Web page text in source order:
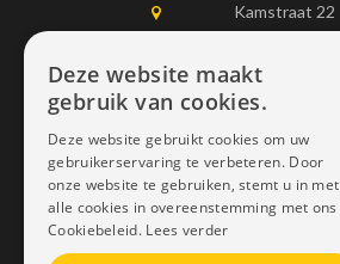
Kamstraat 22
1750 Lennik
0497452898
info@dais.be
Deze website maakt
gebruik van cookies.
Deze website gebruikt cookies om uw
gebruikerservaring te verbeteren. Door
onze website te gebruiken, stemt u in met
alle cookies in overeenstemming met ons
Cookiebeleid. Lees verder